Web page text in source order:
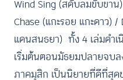
Wind Sing (สดับลมขับขาน
Chase (แกะรอย แกะดาว) /
แดนสนธยา) ทั้ง 4 เล่มดำเ
เริ่มต้นตอนมัธยมปลายจบ
ภาคมุสิก เป็นนิยายที่ดีที่สุด